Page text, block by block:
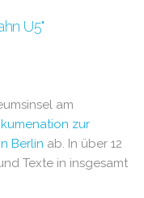
U5"
am
zur
Berlin ab. In über 12
Texte in insgesamt